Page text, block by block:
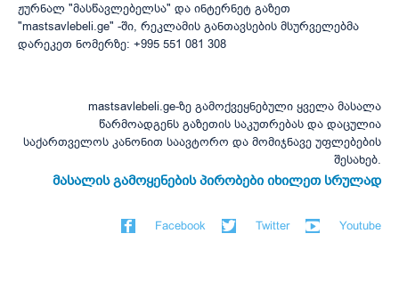
ჟურნალ "მასწავლებელსა" და ინტერნეტ გაზეთ
"mastsavlebeli.ge" -ში, რეკლამის განთავსების მსურველებმა
დარეკეთ ნომერზე: +995 551 081 308
mastsavlebeli.ge-ზე გამოქვეყნებული ყველა მასალა
წარმოადგენს გაზეთის საკუთრებას და დაცულია
საქართველოს კანონით საავტორო და მომიჯნავე უფლებების
შესახებ.
მასალის გამოყენების პირობები იხილეთ სრულად
Facebook Twitter Youtube